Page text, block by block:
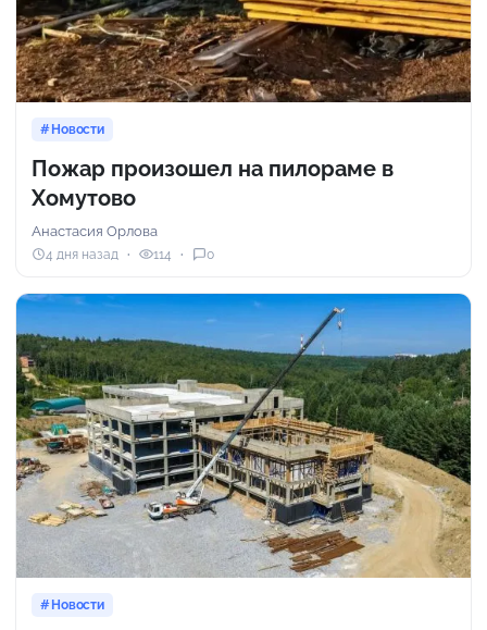
Новости
Пожар произошел на пилораме в
Хомутово
Анастасия Орлова
4 дня назад 114 0
Новости